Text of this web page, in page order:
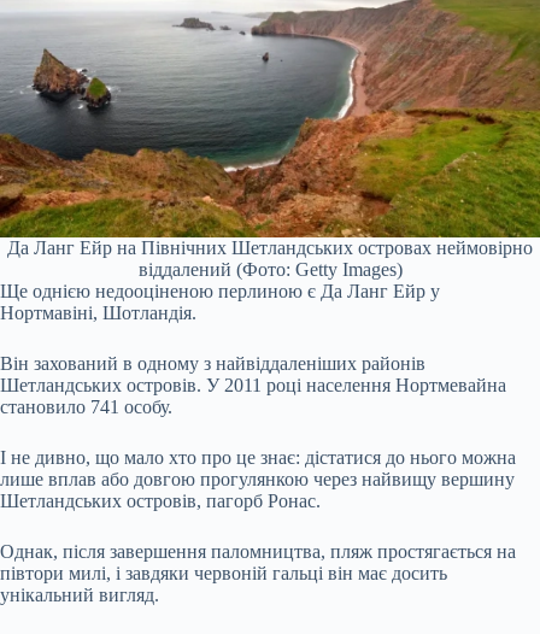
Да Ланг Ейр на Північних Шетландських островах неймовірно
віддалений (Фото: Getty Images)
Ще однією недооціненою перлиною є Да Ланг Ейр у
Нортмавіні, Шотландія.
Він захований в одному з найвіддаленіших районів
Шетландських островів. У 2011 році населення Нортмевайна
становило 741 особу.
І не дивно, що мало хто про це знає: дістатися до нього можна
лише вплав або довгою прогулянкою через найвищу вершину
Шетландських островів, пагорб Ронас.
Однак, після завершення паломництва, пляж простягається на
півтори милі, і завдяки червоній гальці він має досить
унікальний вигляд.